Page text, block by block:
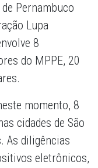
Pernambuco
Lupa
8
do MPPE, 20
momento, 8
cidades de São
As diligências
eletrônicos,